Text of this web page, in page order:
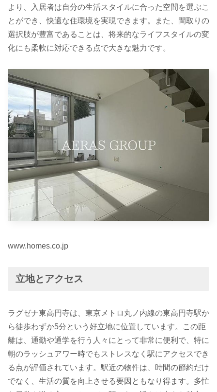
より、入居者は自分の生活スタイルに合った空間を選ぶこ
とができ、快適な住環境を実現できます。また、間取りの
選択肢が豊富であることは、将来的なライフスタイルの変
化にも柔軟に対応できる点で大きな魅力です。
www.homes.co.jp
立地とアクセス
ラグゼナ東高円寺は、東京メトロ丸ノ内線の東高円寺駅か
ら徒歩わずか5分という好立地に位置しています。この距
離は、通勤や通学を行う人々にとって非常に便利で、特に
朝のラッシュアワー時でもストレスなく駅にアクセスでき
る点が評価されています。駅近の物件は、時間の節約だけ
でなく、生活の質を向上させる要因ともなり得ます。多忙